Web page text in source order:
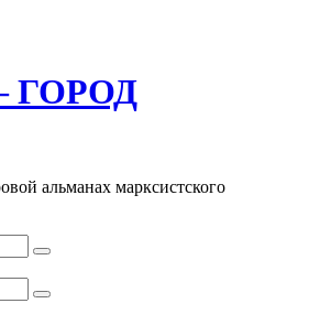
ГОРОД
альманах марксистского